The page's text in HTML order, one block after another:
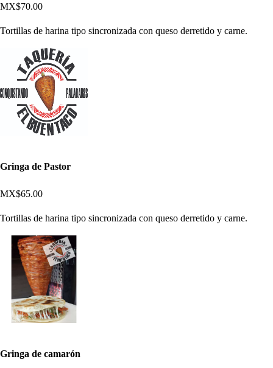
MX$70.00
Tortillas de harina tipo sincronizada con queso derretido y carne.
Gringa de Pastor
MX$65.00
Tortillas de harina tipo sincronizada con queso derretido y carne.
Gringa de camarón